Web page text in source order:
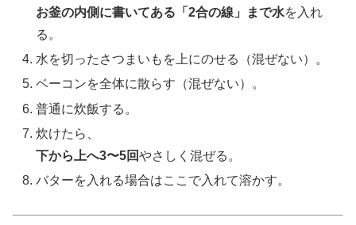
お釜の内側に書いてある「2合の線」まで水を入れ
る。
水を切ったさつまいもを上にのせる（混ぜない）。
ベーコンを全体に散らす（混ぜない）。
普通に炊飯する。
炊けたら、
下から上へ3〜5回やさしく混ぜる。
バターを入れる場合はここで入れて溶かす。